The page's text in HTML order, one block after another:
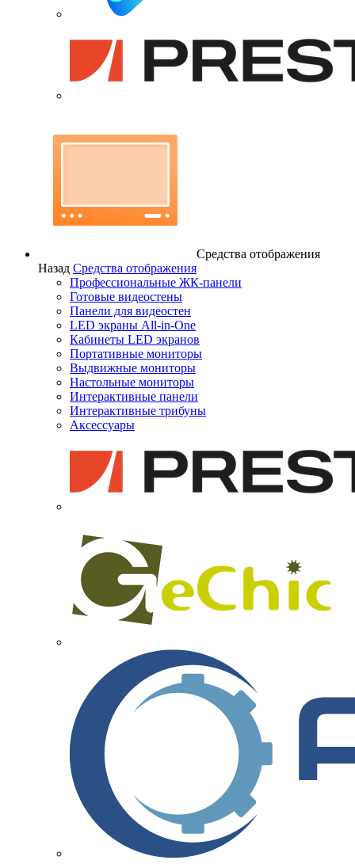
Средства отображения
Назад Средства отображения
Профессиональные ЖК-панели
Готовые видеостены
Панели для видеостен
LED экраны All-in-One
Кабинеты LED экранов
Портативные мониторы
Выдвижные мониторы
Настольные мониторы
Интерактивные панели
Интерактивные трибуны
Аксессуары